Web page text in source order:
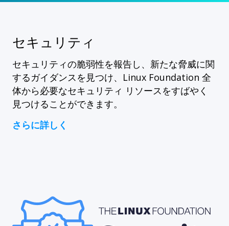
セキュリティ
セキュリティの脆弱性を報告し、新たな脅威に関
するガイダンスを見つけ、Linux Foundation 全
体から必要なセキュリティ リソースをすばやく
見つけることができます。
さらに詳しく